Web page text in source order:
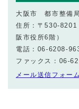
大阪市 都市整備
住所：〒530-
阪市役所6階）
電話：06-6208-
ファックス：06-
メール送信フォーム